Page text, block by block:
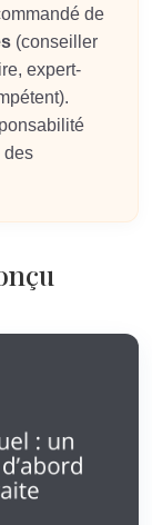
de
(conseiller
expert-
des